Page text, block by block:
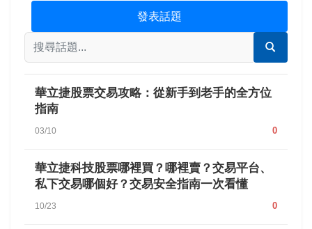
發表話題
華立捷股票交易攻略：從新手到老手的全方位
指南
03/10 0
華立捷科技股票哪裡買？哪裡賣？交易平台、
私下交易哪個好？交易安全指南一次看懂
10/23 0